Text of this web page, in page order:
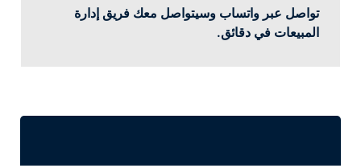
تواصل عبر واتساب وسيتواصل معك فريق إدارة
المبيعات في دقائق.